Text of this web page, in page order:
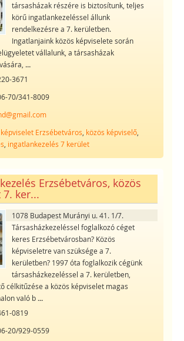
társasházak részére is biztosítunk, teljes
körű ingatlankezeléssel állunk
rendelkezésre a 7. kerületben.
Ingatlanjaink közös képviselete során
vállalunk, a társasházak
...
3671
70/341-8009
Erzsébetváros, közös képviselő,
, ingatlankezelés 7 kerület
Erzsébetváros, közös
ker...
1078 Budapest Murányi u. 41. 1/7.
Társasházkezeléssel foglalkozó céget
keres Erzsébetvárosban? Közös
képviseletre van szüksége a 7.
kerületben? 1997 óta foglalkozik cégünk
társasházkezeléssel a 7. kerületben,
célkitűzése a közös képviselet magas
való b...
0819
20/929-0559